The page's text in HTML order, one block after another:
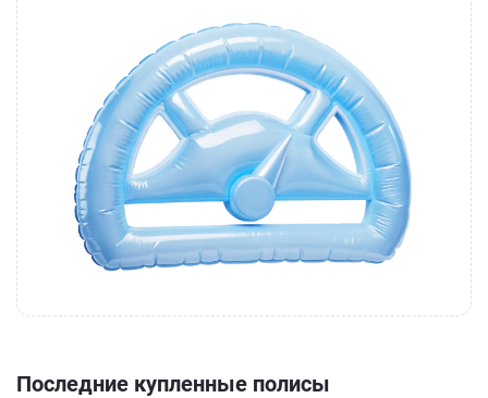
Последние купленные полисы